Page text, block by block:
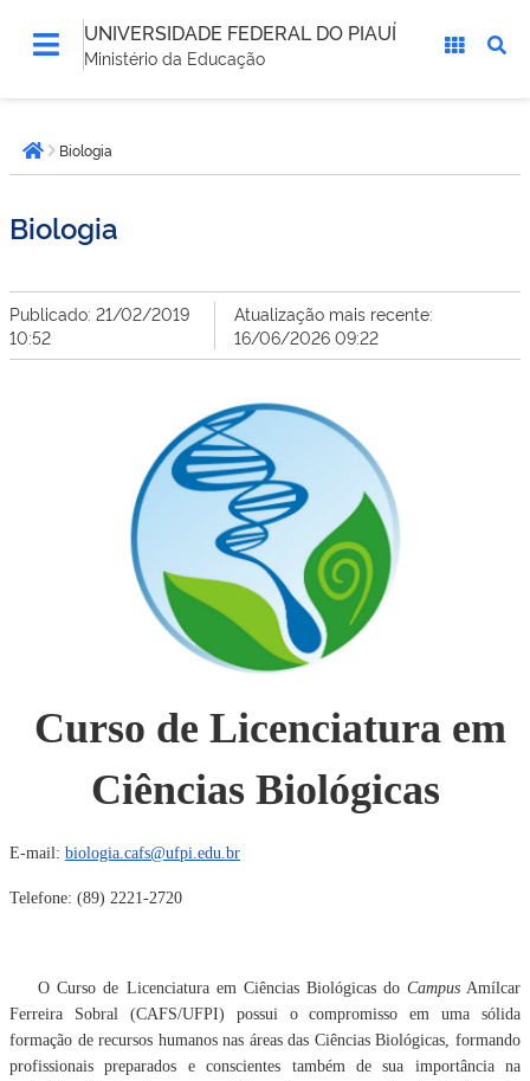
UNIVERSIDADE FEDERAL DO PIAUÍ
Ministério da Educação
está
aqui:Página inicial
Biologia
Biologia
Publicado: 21/02/2019
10:52
Atualização mais recente:
16/06/2026 09:22
Curso de Licenciatura em
Ciências Biológicas
E-mail: biologia.cafs@ufpi.edu.br
Telefone: (89) 2221-2720
O Curso de Licenciatura em Ciências Biológicas do CampusAmílcar
Ferreira Sobral (CAFS/UFPI) possui o compromisso em uma sólida
formação de recursos humanos nas áreas das Ciências Biológicas, formando
profissionais preparados e conscientes também de sua importância na